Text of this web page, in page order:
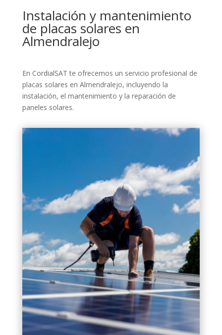
Instalación y mantenimiento
de placas solares en
Almendralejo
En CordialSAT te ofrecemos un servicio profesional de
placas solares en Almendralejo, incluyendo la
instalación, el mantenimiento y la reparación de
paneles solares.